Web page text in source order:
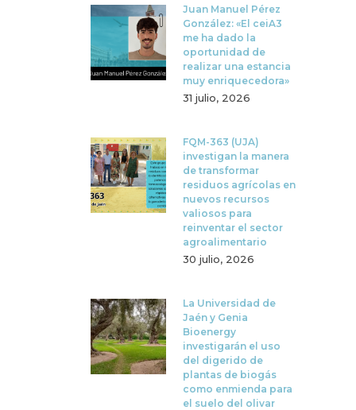
Juan Manuel Pérez
González: «El ceiA3
me ha dado la
oportunidad de
realizar una estancia
muy enriquecedora»
31 julio, 2026
FQM-363 (UJA)
investigan la manera
de transformar
residuos agrícolas en
nuevos recursos
valiosos para
reinventar el sector
agroalimentario
30 julio, 2026
La Universidad de
Jaén y Genia
Bioenergy
investigarán el uso
del digerido de
plantas de biogás
como enmienda para
el suelo del olivar